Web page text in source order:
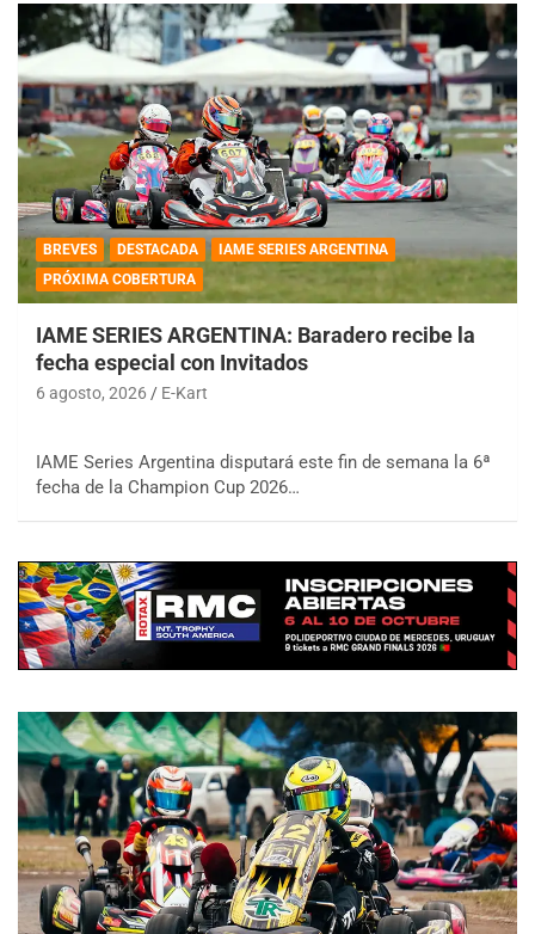
BREVES DESTACADA
IAME SERIES ARGENTINA
PRÓXIMA COBERTURA
IAME SERIES ARGENTINA: Baradero recibe la
fecha especial con Invitados
6 agosto, 2026 E-Kart
IAME Series Argentina disputará este fin de semana la 6ª
fecha de la Champion Cup 2026…